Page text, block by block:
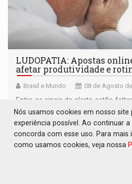
LUDOPATIA: Apostas
afetar produtividade e
Brasil e Mundo 08 de Agosto
Entre os sinais de alerta estão
de produtividade, dificuldade de
solicitações frequentes de
Nós usamos cookies em nosso
experiência possível. Ao continuar
concorda com esse uso. Para mais
como usamos cookies, veja nossa